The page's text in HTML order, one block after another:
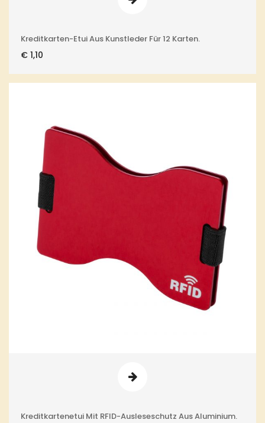
Kreditkarten-Etui Aus Kunstleder Für 12 Karten.
€ 1,10
Kreditkartenetui Mit RFID-Ausleseschutz Aus Aluminium.